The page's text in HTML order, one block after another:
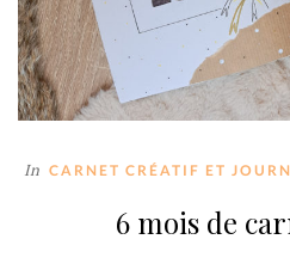
In CARNET CRÉATIF ET
6 mois de